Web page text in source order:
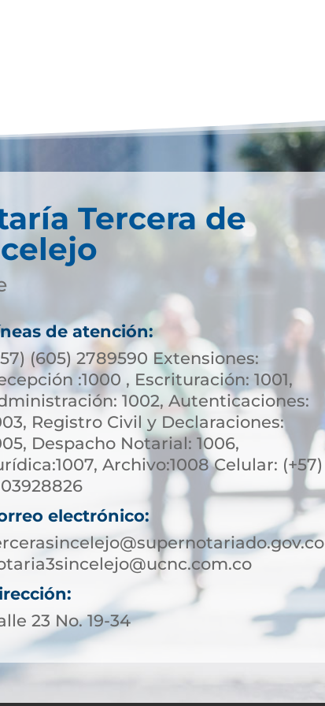
Tercera de
de atención:
(605) 2789590 Extensiones:
:1000 , Escrituración: 1001,
1002, Autenticaciones:
Registro Civil y Declaraciones:
Despacho Notarial: 1006,
Archivo:1008 Celular: (+57)
electrónico:
23 No. 19-34